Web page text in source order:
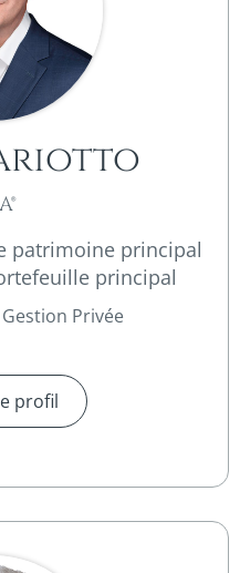
patrimoine principal
principal
Privée
profil